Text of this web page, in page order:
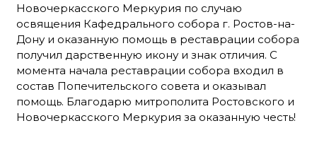
Новочеркасского Меркурия по случаю
освящения Кафедрального собора г. Ростов-на-
Дону и оказанную помощь в реставрации собора
получил дарственную икону и знак отличия. С
момента начала реставрации собора входил в
состав Попечительского совета и оказывал
помощь. Благодарю митрополита Ростовского и
Новочеркасского Меркурия за оказанную честь!